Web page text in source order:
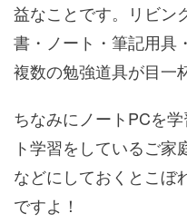
益なことです。リビン
書・ノート・筆記用具
複数の勉強道具が目一
ちなみにノートPCを
ト学習をしているご
などにしておくとこぼ
ですよ！